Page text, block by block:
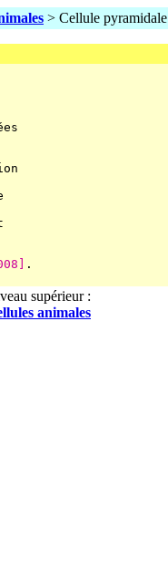
> Cellule pyramidale
.
supérieur :
animales